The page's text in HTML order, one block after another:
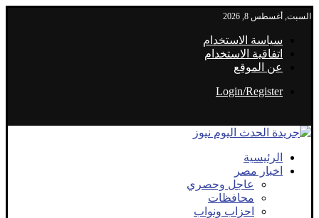
السبت, أغسطس 8, 2026
سياسة الاستخدام
اتفاقية الاستخدام
عن الموقع
Login/Register
الرئيسية
اخبار مصر
عاجل وحصري
محافظات
احزاب ونواب